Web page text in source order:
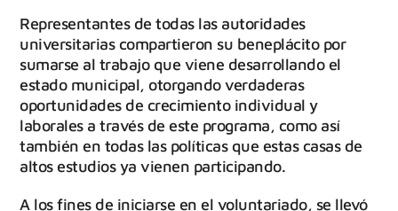
Representantes de todas las autoridades
universitarias compartieron su beneplácito por
sumarse al trabajo que viene desarrollando el
estado municipal, otorgando verdaderas
oportunidades de crecimiento individual y
laborales a través de este programa, como así
también en todas las políticas que estas casas de
altos estudios ya vienen participando.
A los fines de iniciarse en el voluntariado, se llevó